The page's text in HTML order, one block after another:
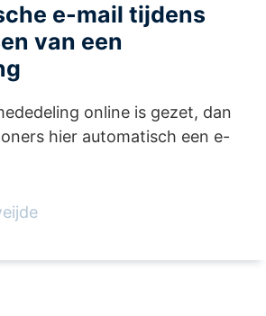
e-mail tijdens
van een
online is gezet, dan
hier automatisch een e-